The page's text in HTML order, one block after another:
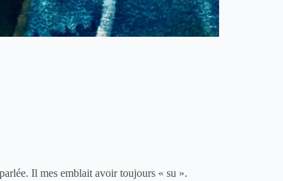
Il mes emblait avoir toujours « su ».